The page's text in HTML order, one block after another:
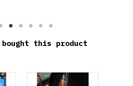
bought this product